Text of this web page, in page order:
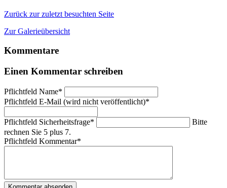
Zurück zur zuletzt besuchten Seite
Zur Galerieübersicht
Kommentare
Einen Kommentar schreiben
Pflichtfeld Name*
Pflichtfeld E-Mail (wird nicht veröffentlicht)*
Pflichtfeld Sicherheitsfrage*
Bitte
rechnen Sie 5 plus 7.
Pflichtfeld Kommentar*